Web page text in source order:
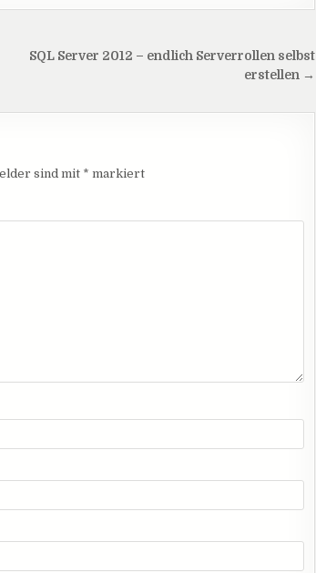
SQL Server 2012 – endlich Serverrollen selbst
erstellen →
sind mit * markiert